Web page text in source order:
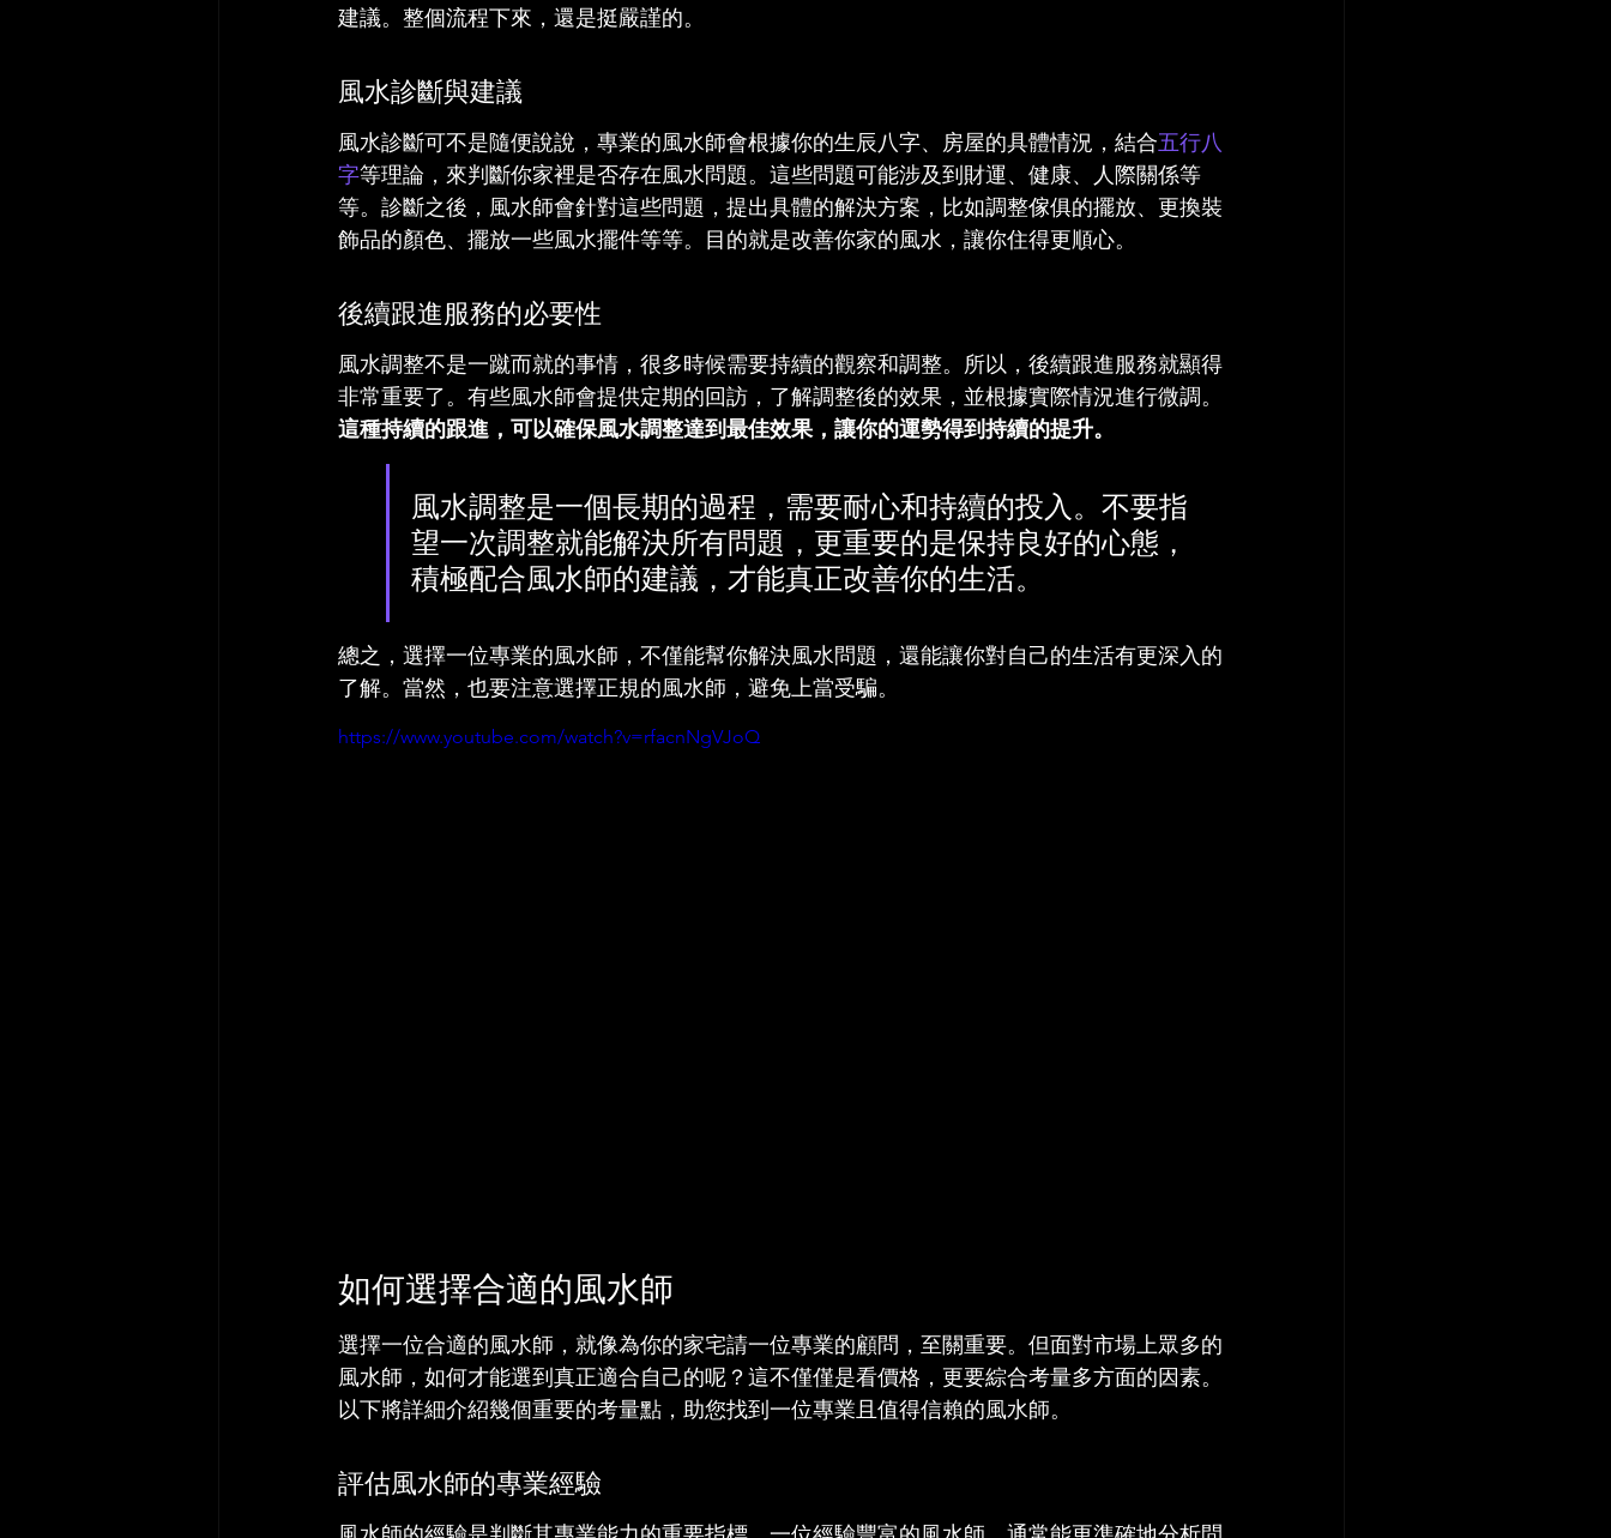
建議。整個流程下來，還是挺嚴謹的。
風水診斷與建議
風水診斷可不是隨便說說，專業的風水師會根據你的生辰八字、房屋的具體情況，結合五行八
字等理論，來判斷你家裡是否存在風水問題。這些問題可能涉及到財運、健康、人際關係等
等。診斷之後，風水師會針對這些問題，提出具體的解決方案，比如調整傢俱的擺放、更換裝
飾品的顏色、擺放一些風水擺件等等。目的就是改善你家的風水，讓你住得更順心。
後續跟進服務的必要性
風水調整不是一蹴而就的事情，很多時候需要持續的觀察和調整。所以，後續跟進服務就顯得
非常重要了。有些風水師會提供定期的回訪，了解調整後的效果，並根據實際情況進行微調。
這種持續的跟進，可以確保風水調整達到最佳效果，讓你的運勢得到持續的提升。
風水調整是一個長期的過程，需要耐心和持續的投入。不要指
望一次調整就能解決所有問題，更重要的是保持良好的心態，
積極配合風水師的建議，才能真正改善你的生活。
總之，選擇一位專業的風水師，不僅能幫你解決風水問題，還能讓你對自己的生活有更深入的
了解。當然，也要注意選擇正規的風水師，避免上當受騙。
https://www.youtube.com/watch?v=rfacnNgVJoQ
如何選擇合適的風水師
選擇一位合適的風水師，就像為你的家宅請一位專業的顧問，至關重要。但面對市場上眾多的
風水師，如何才能選到真正適合自己的呢？這不僅僅是看價格，更要綜合考量多方面的因素。
以下將詳細介紹幾個重要的考量點，助您找到一位專業且值得信賴的風水師。
評估風水師的專業經驗